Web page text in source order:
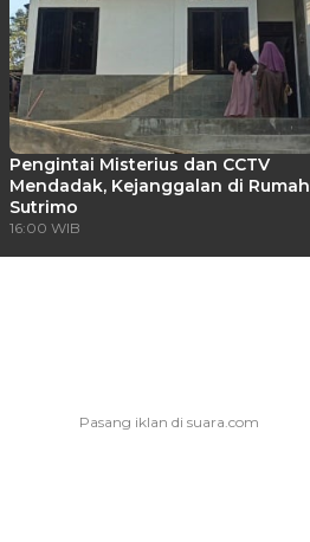
Pengintai Misterius dan CCTV
Mendadak, Kejanggalan di Rumah
Sutrimo
16:00 WIB